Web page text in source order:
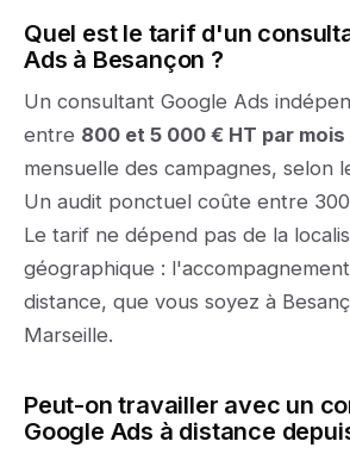
Quel est le tarif d'un
Ads à Besançon ?
Un consultant Google Ads
entre 800 et 5 000 € HT par mois
mensuelle des campagnes, selon
Un audit ponctuel coûte entre
Le tarif ne dépend pas de la
géographique :
distance, que vous soyez à
Marseille.
Peut-on travailler avec un
Google Ads à distance